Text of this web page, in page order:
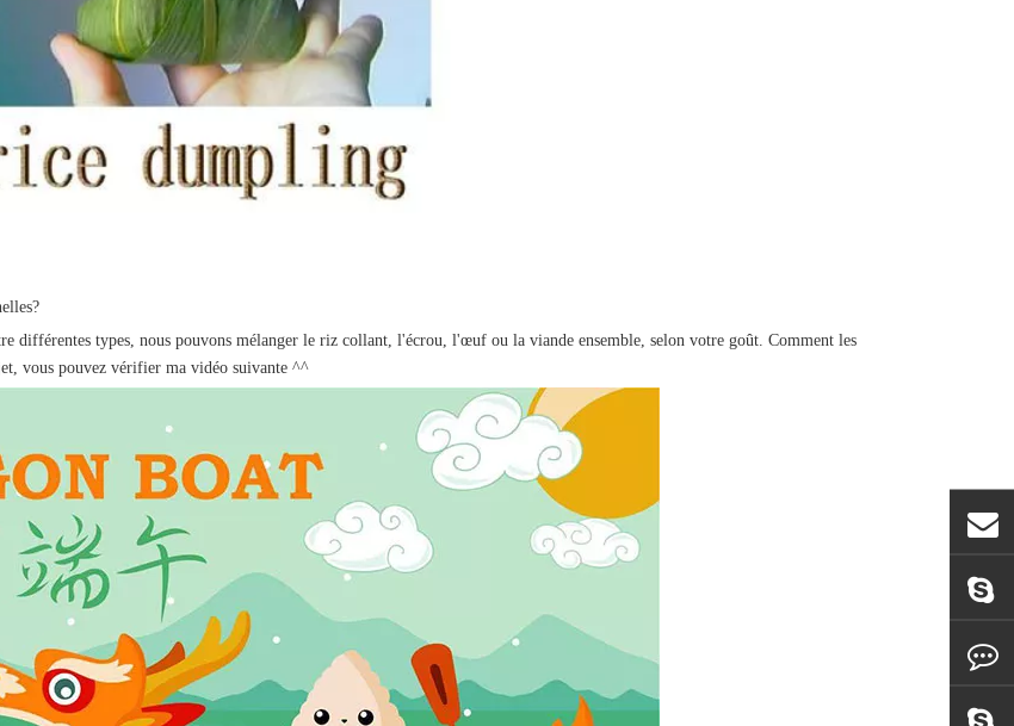
différentes types, nous pouvons mélanger le riz collant, l'écrou, l'œuf ou la viande ensemble, selon votre goût. Comment les
vous pouvez vérifier ma vidéo suivante ^^